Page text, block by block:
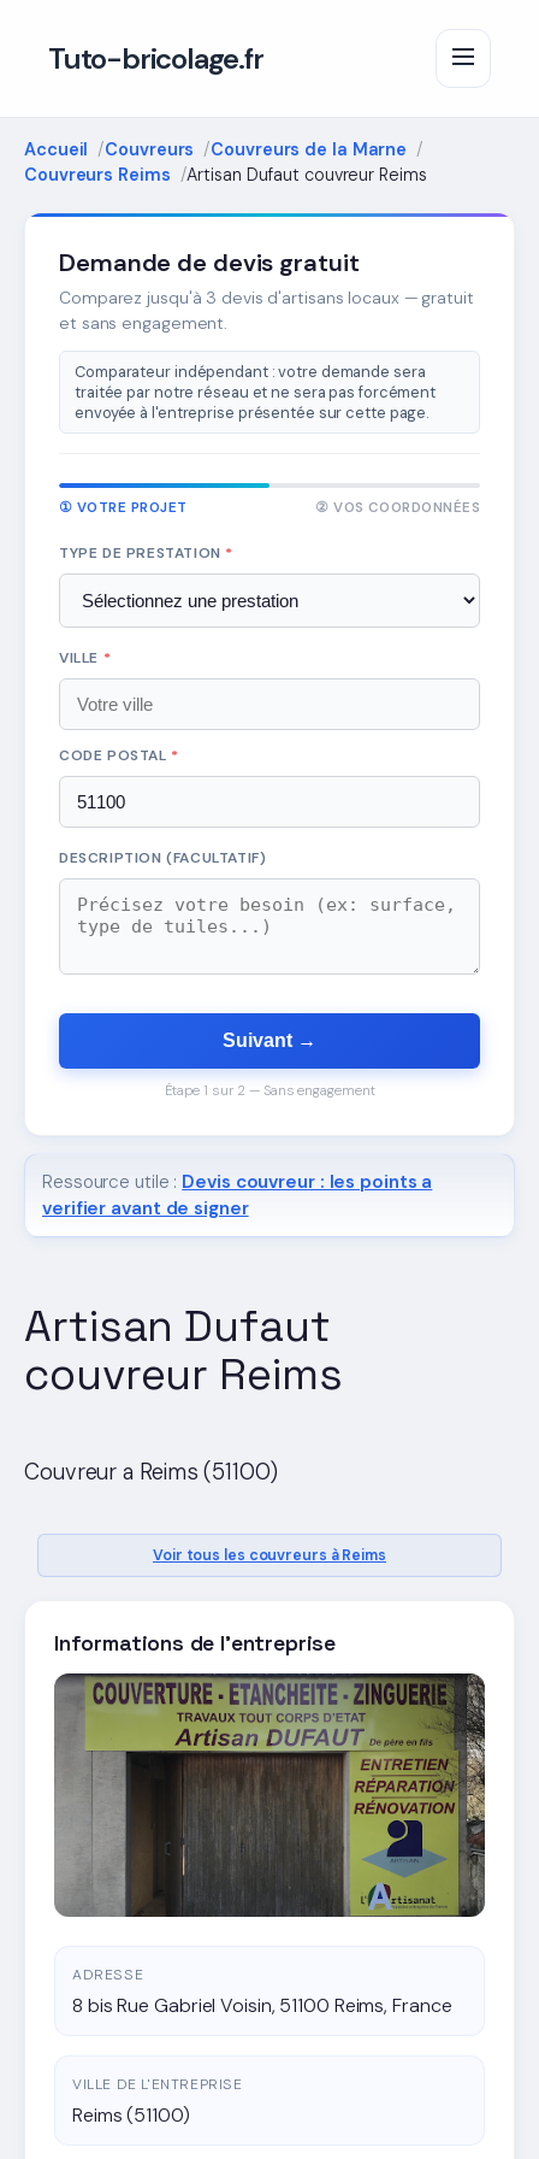
Tuto-bricolage.fr
Accueil Couvreurs
Couvreurs de la Marne
Couvreurs Reims
Artisan Dufaut couvreur Reims
Artisan Dufaut
couvreur Reims
Couvreur a Reims (51100)
Voir tous les couvreurs à Reims
Informations de l'entreprise
ADRESSE
8 bis Rue Gabriel Voisin, 51100 Reims, France
VILLE DE L'ENTREPRISE
Reims (51100)
Demande de devis gratuit
Comparez jusqu'à 3 devis d'artisans locaux — gratuit
et sans engagement.
Comparateur indépendant : votre demande sera
traitée par notre réseau et ne sera pas forcément
envoyée à l'entreprise présentée sur cette page.
① VOTRE PROJET ② VOS COORDONNÉES
TYPE DE PRESTATION *
VILLE *
CODE POSTAL *
DESCRIPTION (FACULTATIF)
Suivant →
Étape 1 sur 2 — Sans engagement
Ressource utile : Devis couvreur : les points a
verifier avant de signer